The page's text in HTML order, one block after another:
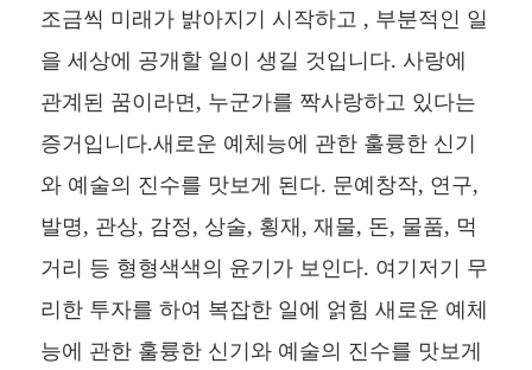
조금씩 미래가 밝아지기 시작하고 , 부분적인 일
을 세상에 공개할 일이 생길 것입니다. 사랑에
관계된 꿈이라면, 누군가를 짝사랑하고 있다는
증거입니다.새로운 예체능에 관한 훌륭한 신기
와 예술의 진수를 맛보게 된다. 문예창작, 연구,
발명, 관상, 감정, 상술, 횡재, 재물, 돈, 물품, 먹
거리 등 형형색색의 윤기가 보인다. 여기저기 무
리한 투자를 하여 복잡한 일에 얽힘 새로운 예체
능에 관한 훌륭한 신기와 예술의 진수를 맛보게